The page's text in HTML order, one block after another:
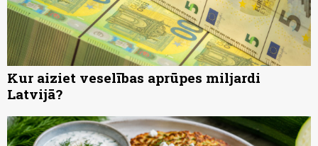
Kur aiziet veselības aprūpes miljardi
Latvijā?